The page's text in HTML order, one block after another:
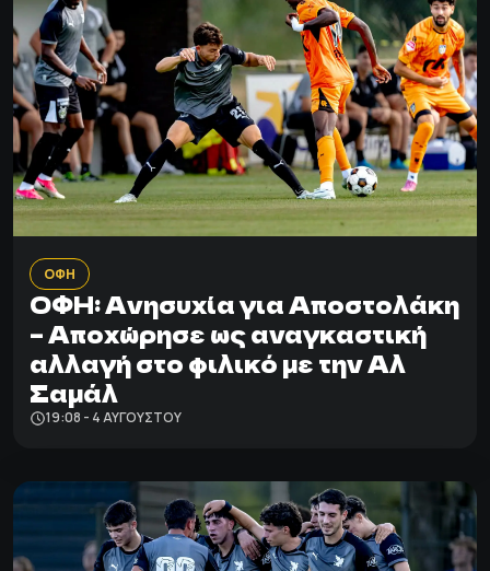
ΟΦΗ
ΟΦΗ: Ανησυχία για Αποστολάκη
– Αποχώρησε ως αναγκαστική
αλλαγή στο φιλικό με την Αλ
Σαμάλ
19:08 - 4 ΑΥΓΟΎΣΤΟΥ